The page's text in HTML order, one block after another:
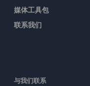
媒体工具包
联系我们
与我们联系